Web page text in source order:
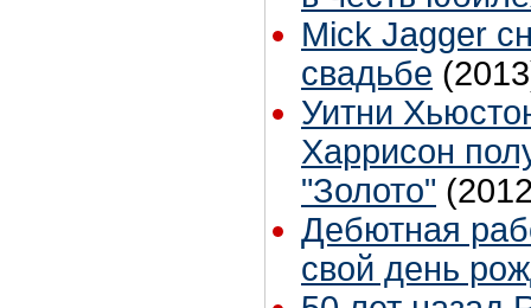
Mick Jagger
свадьбе
Уитни
Харрисон
"Золото"
Дебютная
свой день